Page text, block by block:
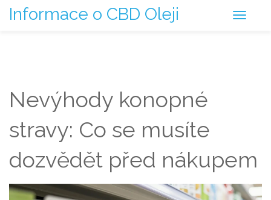
Informace o CBD Oleji
Nevýhody konopné
stravy: Co se musíte
dozvědět před nákupem